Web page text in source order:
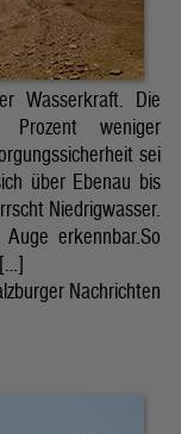
Wasserkraft. Die
weniger
sei
über Ebenau bis
Niedrigwasser.
erkennbar.So
Nachrichten